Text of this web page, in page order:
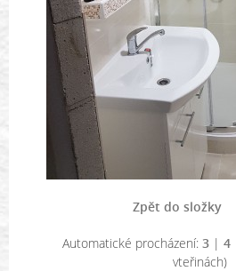
Zpět do složky
Automatické procházení: 3 | 4
vteřinách)